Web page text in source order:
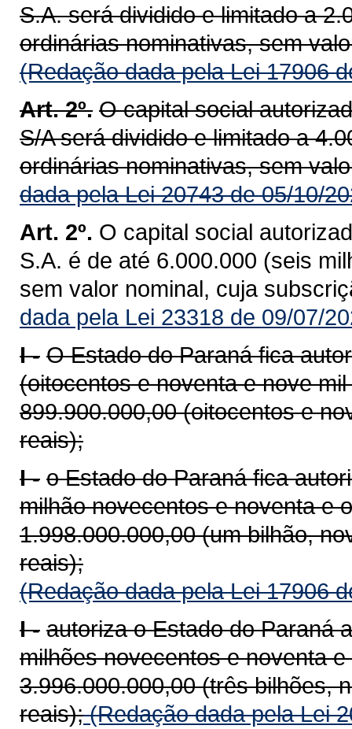
S.A. será dividido e limitado a
ordinárias nominativas, sem
(Redação dada pela Lei 17906
Art. 2º. O capital social
S/A será dividido e limitado a
ordinárias nominativas, sem
dada pela Lei 20743 de 05/10/
Art. 2º. O capital social
S.A. é de até 6.000.000 (seis
sem valor nominal, cuja
dada pela Lei 23318 de 09/07/
I - O Estado do Paraná fica
(oitocentos e noventa e nove
899.900.000,00 (oitocentos e
reais);
I - o Estado do Paraná fica
milhão novecentos e noventa e
1.998.000.000,00 (um bilhão,
reais);
(Redação dada pela Lei 17906
I - autoriza o Estado do Paraná
milhões novecentos e noventa
3.996.000.000,00 (três bilhões,
reais);(Redação dada pela Lei